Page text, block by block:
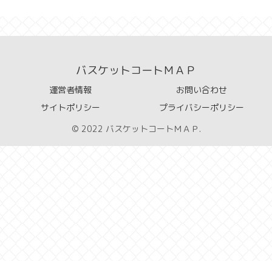
バスケットコートＭＡＰ
運営者情報
お問い合わせ
サイトポリシー
プライバシーポリシー
© 2022 バスケットコートＭＡＰ.